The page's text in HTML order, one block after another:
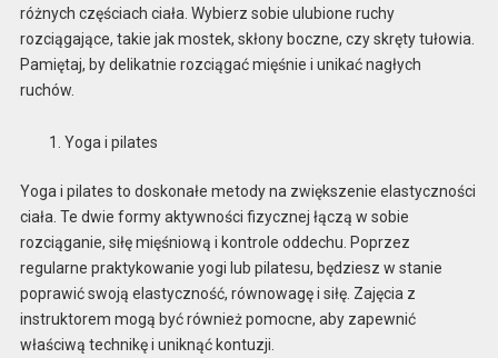
różnych częściach ciała. Wybierz sobie ulubione ruchy
rozciągające, takie jak mostek, skłony boczne, czy skręty tułowia.
Pamiętaj, by delikatnie rozciągać mięśnie i unikać nagłych
ruchów.
Yoga i pilates
Yoga i pilates to doskonałe metody na zwiększenie elastyczności
ciała. Te dwie formy aktywności fizycznej łączą w sobie
rozciąganie, siłę mięśniową i kontrole oddechu. Poprzez
regularne praktykowanie yogi lub pilatesu, będziesz w stanie
poprawić swoją elastyczność, równowagę i siłę. Zajęcia z
instruktorem mogą być również pomocne, aby zapewnić
właściwą technikę i uniknąć kontuzji.